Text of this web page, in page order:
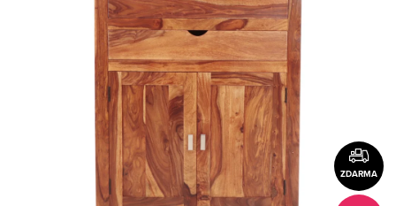
ZDARMA